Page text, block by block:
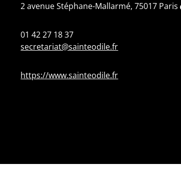
2 avenue Stéphane-Mallarmé, 75017 Paris
01 42 27 18 37
secretariat@sainteodile.fr
https://www.sainteodile.fr